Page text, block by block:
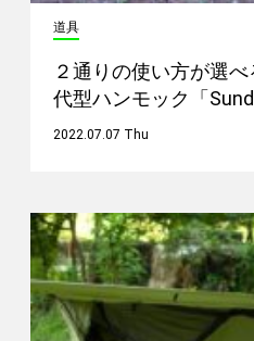
道具
２通りの使い方が選
代型ハンモック「
2022.07.07 Thu